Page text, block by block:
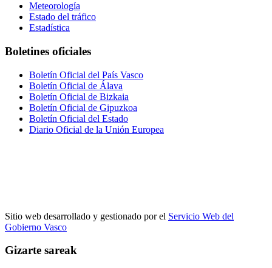
Meteorología
Estado del tráfico
Estadística
Boletines oficiales
Boletín Oficial del País Vasco
Boletín Oficial de Álava
Boletín Oficial de Bizkaia
Boletín Oficial de Gipuzkoa
Boletín Oficial del Estado
Diario Oficial de la Unión Europea
Sitio web desarrollado y gestionado por el Servicio Web del
Gobierno Vasco
Gizarte sareak